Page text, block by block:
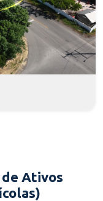
de Ativos